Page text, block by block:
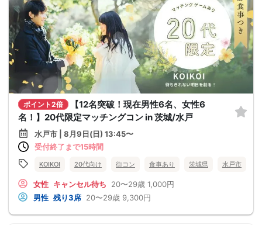
ポイント2倍
【12名突破！現在男性6名、女性6
名！】20代限定マッチングコン in 茨城/水戸
水戸市 | 8月9日(日) 13:45〜
受付終了まで15時間
KOIKOI 20代向け 街コン 食事あり 茨城県 水戸市
女性 キャンセル待ち 20〜29歳 1,000円
男性 残り3席 20〜29歳 9,300円